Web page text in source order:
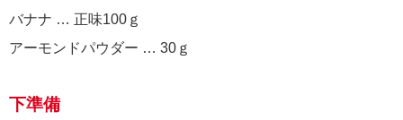
バナナ … 正味100ｇ
アーモンドパウダー … 30ｇ
下準備